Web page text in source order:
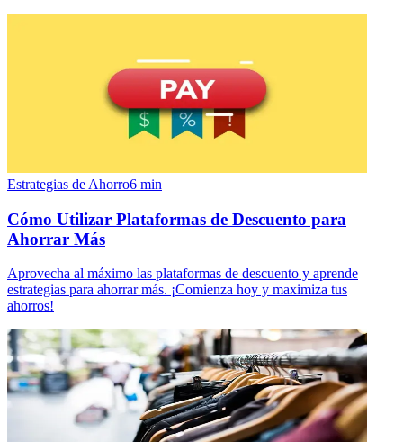
Estrategias de Ahorro6 min
Cómo Utilizar Plataformas de Descuento para
Ahorrar Más
Aprovecha al máximo las plataformas de descuento y aprende
estrategias para ahorrar más. ¡Comienza hoy y maximiza tus
ahorros!